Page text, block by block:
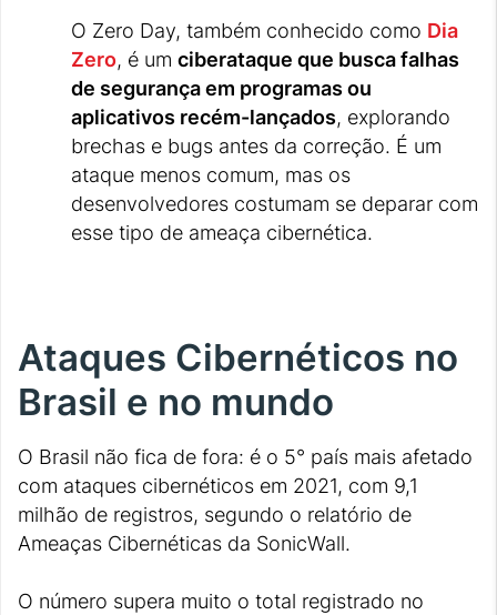
O Zero Day, também conhecido como Dia
Zero, é um ciberataque que busca falhas
de segurança em programas ou
aplicativos recém-lançados, explorando
brechas e bugs antes da correção. É um
ataque menos comum, mas os
desenvolvedores costumam se deparar com
esse tipo de ameaça cibernética.
Ataques Cibernéticos no
Brasil e no mundo
O Brasil não fica de fora: é o 5° país mais afetado
com ataques cibernéticos em 2021, com 9,1
milhão de registros, segundo o relatório de
Ameaças Cibernéticas da SonicWall.
O número supera muito o total registrado no